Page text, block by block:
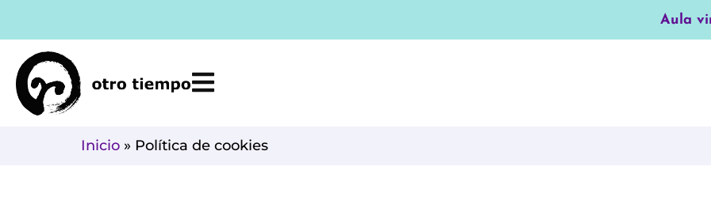
contenido
Aula
Inicio » Política de cookies